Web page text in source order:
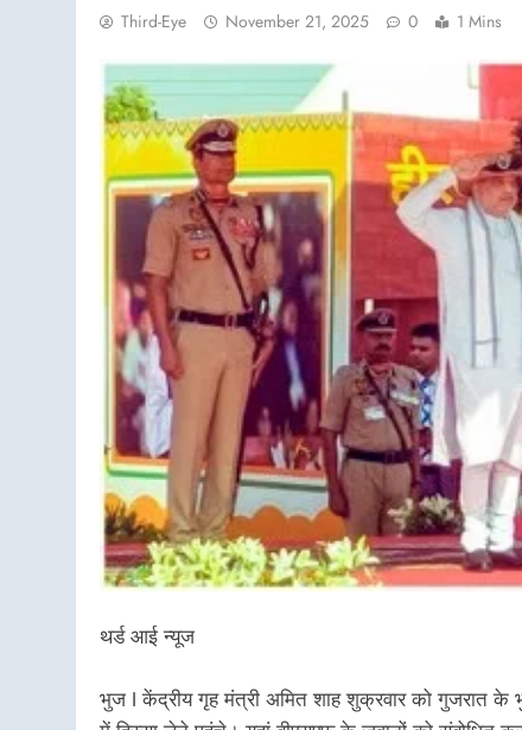
Third-Eye November 21, 2025 0 1 Mins
थर्ड आई न्यूज
भुज I केंद्रीय गृह मंत्री अमित शाह शुक्रवार को गुजरात के